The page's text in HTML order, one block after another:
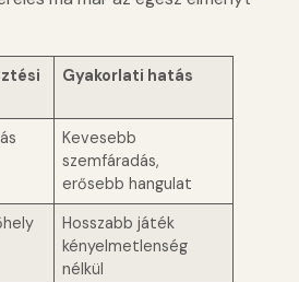
Gyakorlati hatás
Kevesebb
szemfáradás,
erősebb hangulat
Hosszabb játék
kényelmetlenség
nélkül